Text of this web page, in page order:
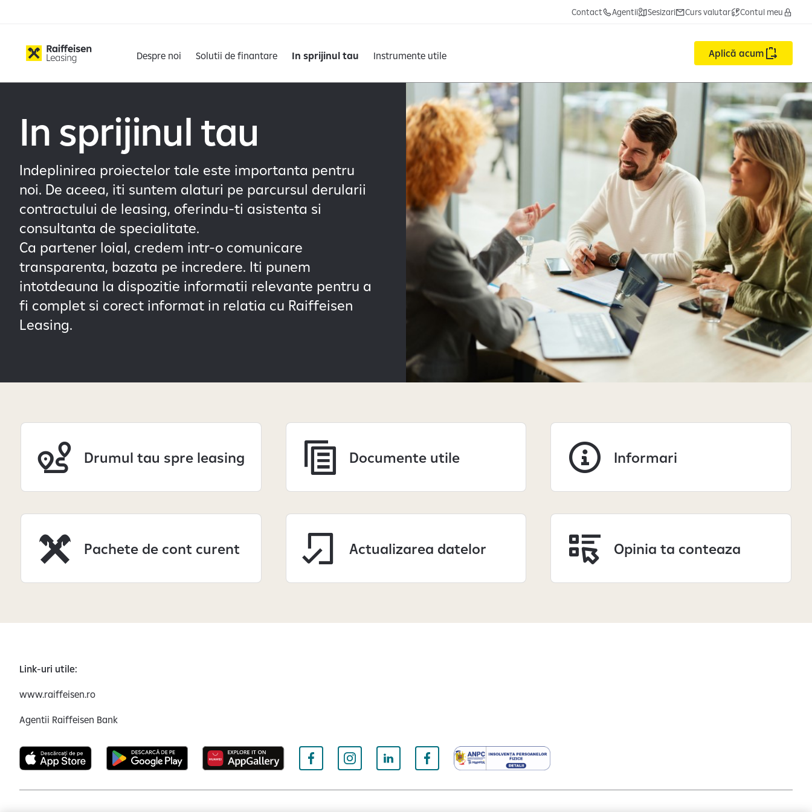
Contact Agentii Sesizari Curs valutar Contul meu
Despre noi Solutii de finantare In sprijinul tau Instrumente utile Aplică acum
In sprijinul tau
Indeplinirea proiectelor tale este importanta pentru
noi. De aceea, iti suntem alaturi pe parcursul derularii
contractului de leasing, oferindu-ti asistenta si
consultanta de specialitate.
Ca partener loial, credem intr-o comunicare
transparenta, bazata pe incredere. Iti punem
intotdeauna la dispozitie informatii relevante pentru a
fi complet si corect informat in relatia cu Raiffeisen
Leasing.
Drumul tau spre leasing Documente utile Informari
Pachete de cont curent Actualizarea datelor Opinia ta conteaza
Link-uri utile:
www.raiffeisen.ro
Agentii Raiffeisen Bank